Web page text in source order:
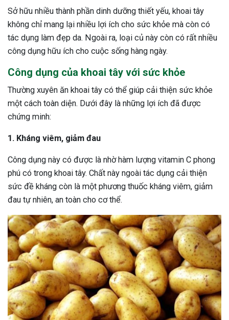
Sở hữu nhiều thành phần dinh dưỡng thiết yếu, khoai tây
không chỉ mang lại nhiều lợi ích cho sức khỏe mà còn có
tác dụng làm đẹp da. Ngoài ra, loại củ này còn có rất nhiều
công dụng hữu ích cho cuộc sống hàng ngày.
Công dụng của khoai tây với sức khỏe
Thường xuyên ăn khoai tây có thể giúp cải thiện sức khỏe
một cách toàn diện. Dưới đây là những lợi ích đã được
chứng minh:
1. Kháng viêm, giảm đau
Công dụng này có được là nhờ hàm lượng vitamin C phong
phú có trong khoai tây. Chất này ngoài tác dụng cải thiện
sức đề kháng còn là một phương thuốc kháng viêm, giảm
đau tự nhiên, an toàn cho cơ thể.